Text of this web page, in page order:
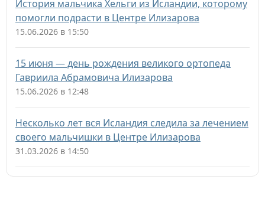
История мальчика Хельги из Исландии, которому
помогли подрасти в Центре Илизарова
15.06.2026 в 15:50
15 июня — день рождения великого ортопеда
Гавриила Абрамовича Илизарова
15.06.2026 в 12:48
Несколько лет вся Исландия следила за лечением
своего мальчишки в Центре Илизарова
31.03.2026 в 14:50